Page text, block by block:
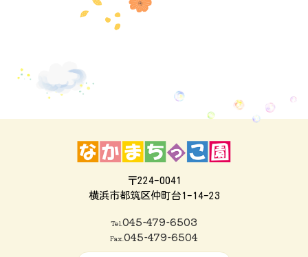
〒224-0041
横浜市都筑区仲町台1-14-23
Tel. 045-479-6503
Fax.045-479-6504